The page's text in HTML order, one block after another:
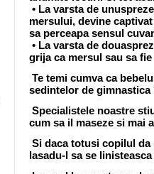
• La varsta de
mersului, devine
sa perceapa sensul
• La varsta de
grija ca mersul sau sa
Te temi cumva ca
sedintelor de
Specialistele noastre
cum sa il maseze si mai
Si daca totusi copilul da
lasadu-l sa se